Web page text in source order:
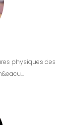
physiques des